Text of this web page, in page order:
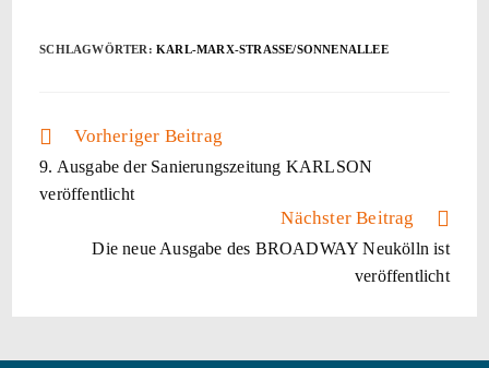
SCHLAGWÖRTER:KARL-MARX-STRASSE/SONNENALLEE
Vorheriger Beitrag
9. Ausgabe der Sanierungszeitung KARLSON
veröffentlicht
Nächster Beitrag
Die neue Ausgabe des BROADWAY Neukölln ist
veröffentlicht